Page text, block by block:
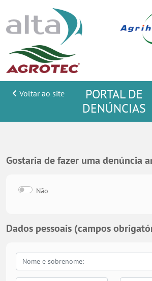
Voltar ao site
PORTAL DE
DENÚNCIAS
Gostaria de fazer uma denúncia
Não
Dados pessoais (campos